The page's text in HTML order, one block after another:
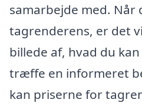
samarbejde med. Når
tagrenderens, er det
billede af, hvad du
træffe en informeret
kan priserne for